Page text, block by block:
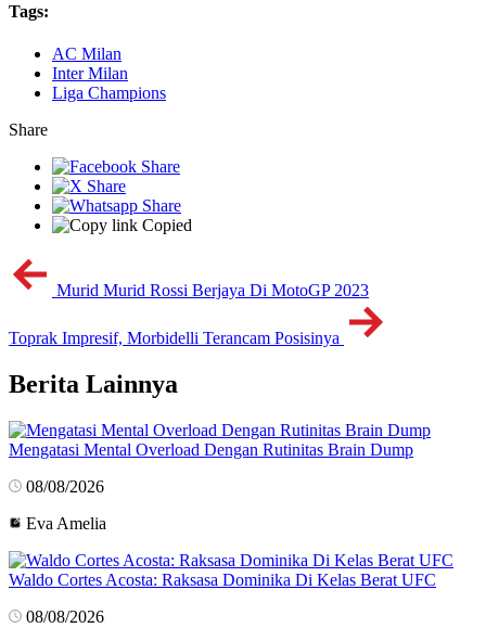
Tags:
AC Milan
Inter Milan
Liga Champions
Share
Copied
Murid Murid Rossi Berjaya Di MotoGP 2023
Toprak Impresif, Morbidelli Terancam Posisinya
Berita Lainnya
Mengatasi Mental Overload Dengan Rutinitas Brain Dump
08/08/2026
Eva Amelia
Waldo Cortes Acosta: Raksasa Dominika Di Kelas Berat UFC
08/08/2026